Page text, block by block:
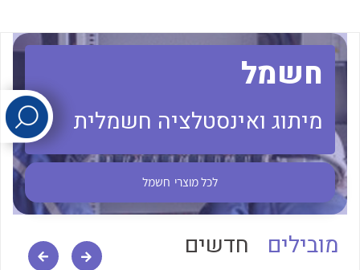
לכל מוצרי היצרן לכל מוצרי היצרן
לכל מוצרי היצרן לכל מוצרי היצרן
חשמל
מיתוג ואינסטלציה חשמלית
לכל מוצרי חשמל
מובילים חדשים